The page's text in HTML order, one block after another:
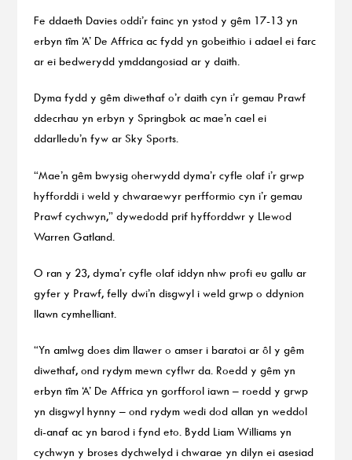
Fe ddaeth Davies oddi’r fainc yn ystod y gêm 17-13 yn
erbyn tîm ‘A’ De Affrica ac fydd yn gobeithio i adael ei farc
ar ei bedwerydd ymddangosiad ar y daith.
Dyma fydd y gêm diwethaf o’r daith cyn i’r gemau Prawf
ddecrhau yn erbyn y Springbok ac mae’n cael ei
ddarlledu’n fyw ar Sky Sports.
“Mae’n gêm bwysig oherwydd dyma’r cyfle olaf i’r grwp
hyfforddi i weld y chwaraewyr perfformio cyn i’r gemau
Prawf cychwyn,” dywedodd prif hyfforddwr y Llewod
Warren Gatland.
O ran y 23, dyma’r cyfle olaf iddyn nhw profi eu gallu ar
gyfer y Prawf, felly dwi’n disgwyl i weld grwp o ddynion
llawn cymhelliant.
“Yn amlwg does dim llawer o amser i baratoi ar ôl y gêm
diwethaf, ond rydym mewn cyflwr da. Roedd y gêm yn
erbyn tîm ‘A’ De Affrica yn gorfforol iawn – roedd y grwp
yn disgwyl hynny – ond rydym wedi dod allan yn weddol
di-anaf ac yn barod i fynd eto. Bydd Liam Williams yn
cychwyn y broses dychwelyd i chwarae yn dilyn ei asesiad